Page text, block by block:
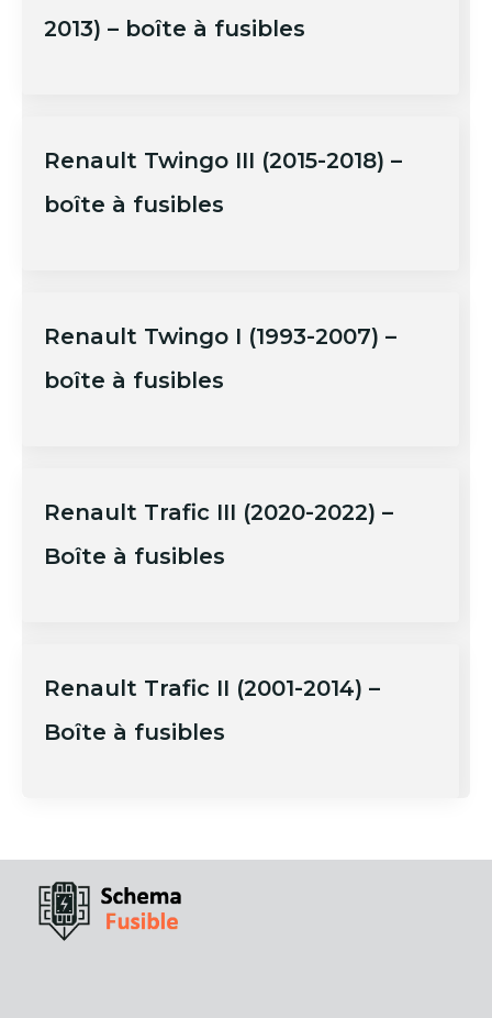
2013) – boîte à fusibles
Renault Twingo III (2015-2018) –
boîte à fusibles
Renault Twingo I (1993-2007) –
boîte à fusibles
Renault Trafic III (2020-2022) –
Boîte à fusibles
Renault Trafic II (2001-2014) –
Boîte à fusibles